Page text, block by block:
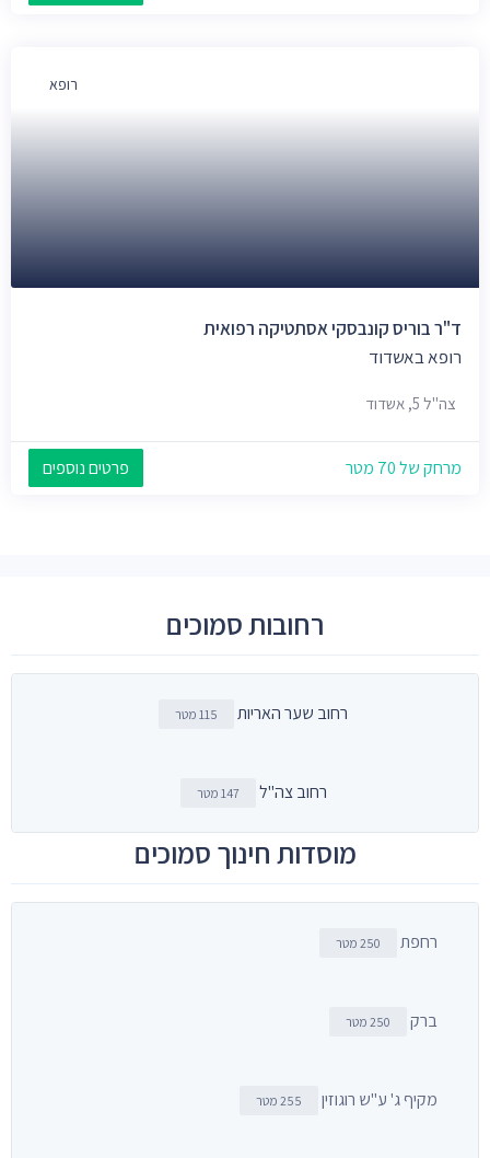
רופא
ד"ר בוריס קונבסקי אסתטיקה רפואית
רופא באשדוד
צה"ל 5, אשדוד
מרחק של 70 מטר פרטים נוספים
רחובות סמוכים
רחוב שער האריות 115 מטר
רחוב צה"ל 147 מטר
מוסדות חינוך סמוכים
רחפת 250 מטר
ברק 250 מטר
מקיף ג' ע"ש רוגוזין 255 מטר